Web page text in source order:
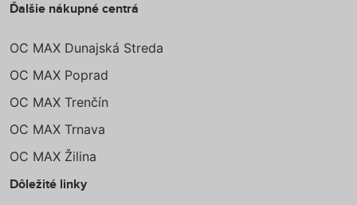
Ďalšie nákupné centrá
OC MAX Dunajská Streda
OC MAX Poprad
OC MAX Trenčín
OC MAX Trnava
OC MAX Žilina
Dôležité linky